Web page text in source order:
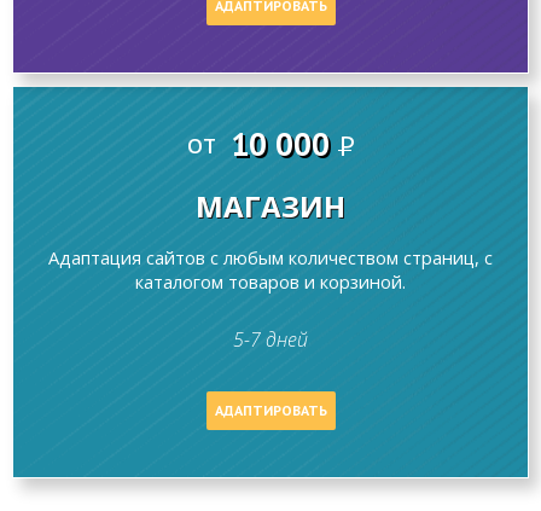
АДАПТИРОВАТЬ
от 10 000 P
МАГАЗИН
Адаптация сайтов с любым количеством страниц, с
каталогом товаров и корзиной.
5-7 дней
АДАПТИРОВАТЬ